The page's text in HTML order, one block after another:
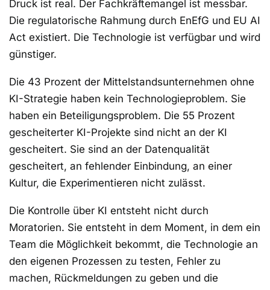
Druck ist real. Der Fachkräftemangel ist messbar.
Die regulatorische Rahmung durch EnEfG und EU AI
Act existiert. Die Technologie ist verfügbar und wird
günstiger.
Die 43 Prozent der Mittelstandsunternehmen ohne
KI-Strategie haben kein Technologieproblem. Sie
haben ein Beteiligungsproblem. Die 55 Prozent
gescheiterter KI-Projekte sind nicht an der KI
gescheitert. Sie sind an der Datenqualität
gescheitert, an fehlender Einbindung, an einer
Kultur, die Experimentieren nicht zulässt.
Die Kontrolle über KI entsteht nicht durch
Moratorien. Sie entsteht in dem Moment, in dem ein
Team die Möglichkeit bekommt, die Technologie an
den eigenen Prozessen zu testen, Fehler zu
machen, Rückmeldungen zu geben und die